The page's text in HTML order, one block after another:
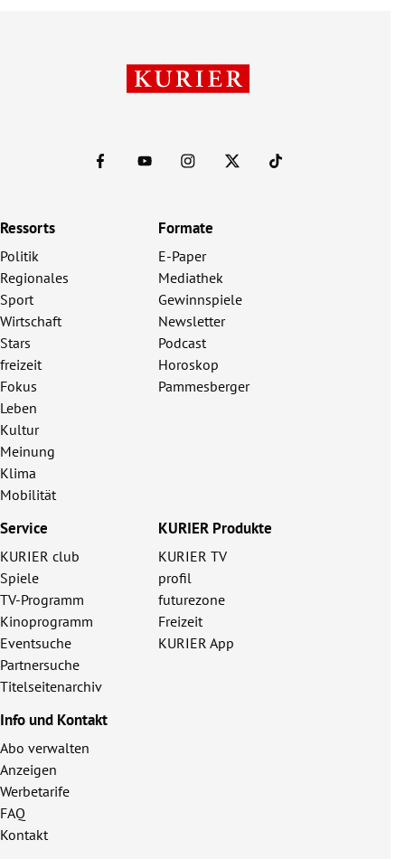
Ressorts
Politik
Regionales
Sport
Wirtschaft
Stars
freizeit
Fokus
Leben
Kultur
Meinung
Klima
Mobilität
Formate
E-Paper
Mediathek
Gewinnspiele
Newsletter
Podcast
Horoskop
Pammesberger
Service
KURIER club
Spiele
TV-Programm
Kinoprogramm
Eventsuche
Partnersuche
Titelseitenarchiv
KURIER Produkte
KURIER TV
profil
futurezone
Freizeit
KURIER App
Info und Kontakt
Abo verwalten
Anzeigen
Werbetarife
FAQ
Kontakt